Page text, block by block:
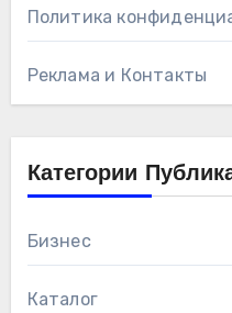
Политика
Реклама и Контакты
Категории
Бизнес
Каталог